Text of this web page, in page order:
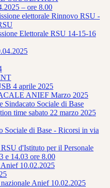
– ore 8.00
elettorale Rinnovo RSU -
Elettorale RSU 14-15-16
4 aprile 2025
ANIEF Marzo 2025
Sindacato Sociale di Base
time sabato 22 marzo 2025
Sociale di Base - Ricorsi in via
d'Istituto per il Personale
e 14.03 ore 8.00
Anief 10.02.2025
Anief 10.02.2025